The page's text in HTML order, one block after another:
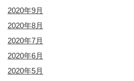
2020年9月
2020年8月
2020年7月
2020年6月
2020年5月